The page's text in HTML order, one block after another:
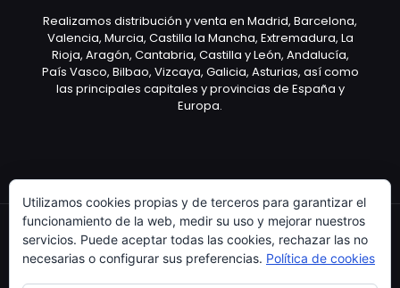
Realizamos distribución y venta en Madrid, Barcelona,
Valencia, Murcia, Castilla la Mancha, Extremadura, La
Rioja, Aragón, Cantabria, Castilla y León, Andalucía,
País Vasco, Bilbao, Vizcaya, Galicia, Asturias, así como
las principales capitales y provincias de España y
Europa.
Utilizamos cookies propias y de terceros para garantizar el
funcionamiento de la web, medir su uso y mejorar nuestros
servicios. Puede aceptar todas las cookies, rechazar las no
necesarias o configurar sus preferencias. Política de cookies